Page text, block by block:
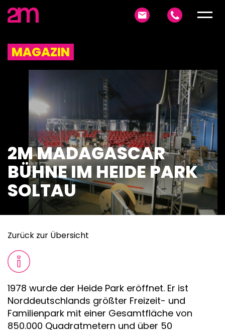
MAGAZIN
2M MADAGASCAR
BÜHNE IM HEIDE PARK
SOLTAU
Zurück zur Übersicht
1978 wurde der Heide Park eröffnet. Er ist
Norddeutschlands größter Freizeit- und
Familienpark mit einer Gesamtfläche von
850.000 Quadratmetern und über 50